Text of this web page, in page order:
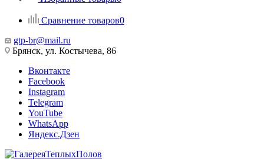
Сравнение товаров0
gtp-br@mail.ru
Брянск, ул. Костычева, 86
Вконтакте
Facebook
Instagram
Telegram
YouTube
WhatsApp
Яндекс.Дзен